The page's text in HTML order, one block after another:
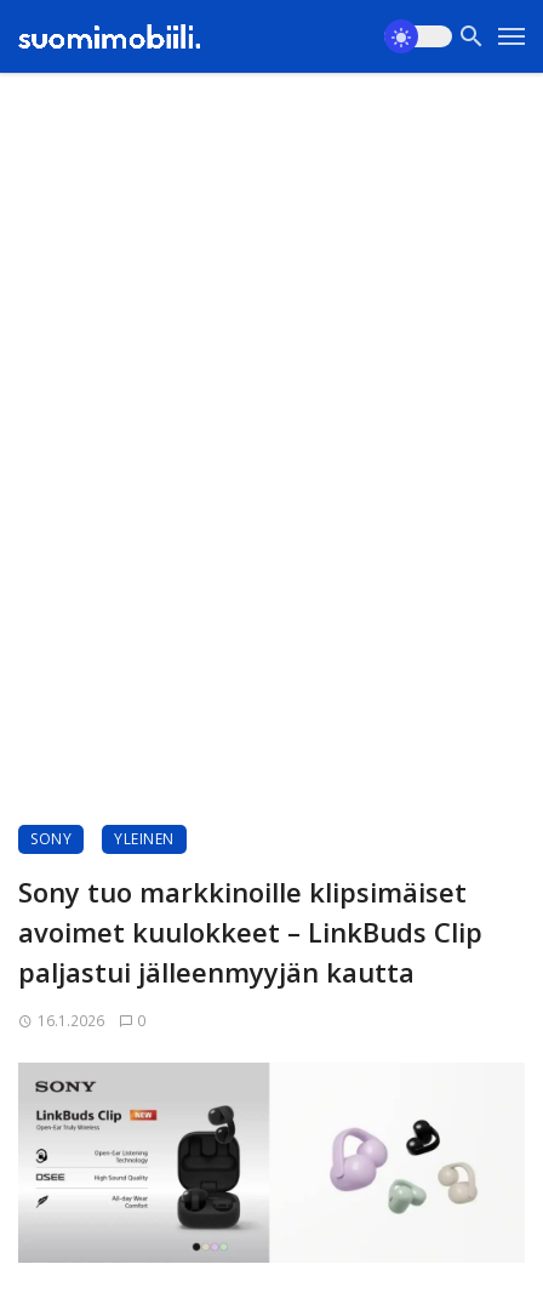
SONY YLEINEN
Sony tuo markkinoille klipsimäiset
avoimet kuulokkeet – LinkBuds Clip
paljastui jälleenmyyjän kautta
16.1.2026 0